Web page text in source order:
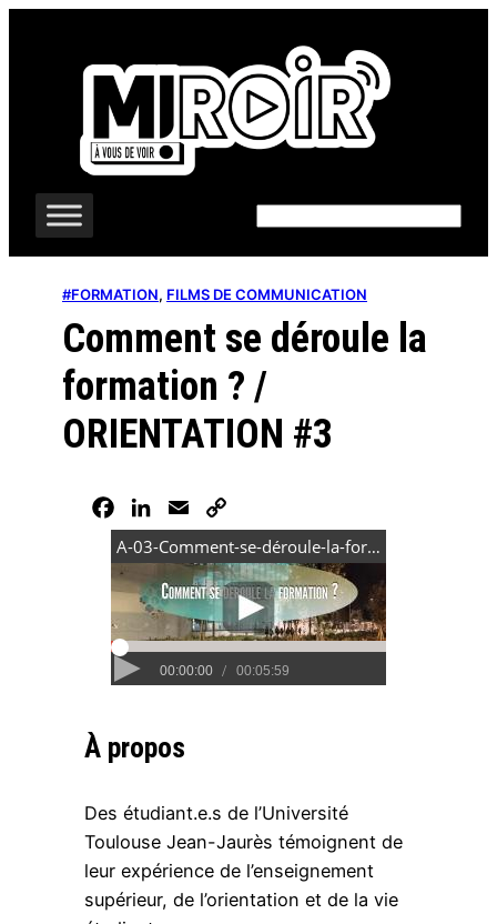
#FORMATION, FILMS DE COMMUNICATION
Comment se déroule la
formation ? /
ORIENTATION #3
FacebookLinkedIn
Email
Link
À propos
Des étudiant.e.s de l’Université
Toulouse Jean-Jaurès témoignent de
leur expérience de l’enseignement
supérieur, de l’orientation et de la vie